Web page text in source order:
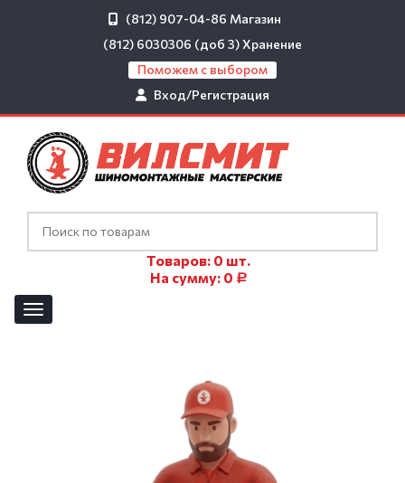
(812) 907-04-86 Магазин
(812) 6030306 (доб 3)Хранение
Поможем с выбором
Вход/Регистрация
Товаров: 0 шт.
На сумму: 0 Р